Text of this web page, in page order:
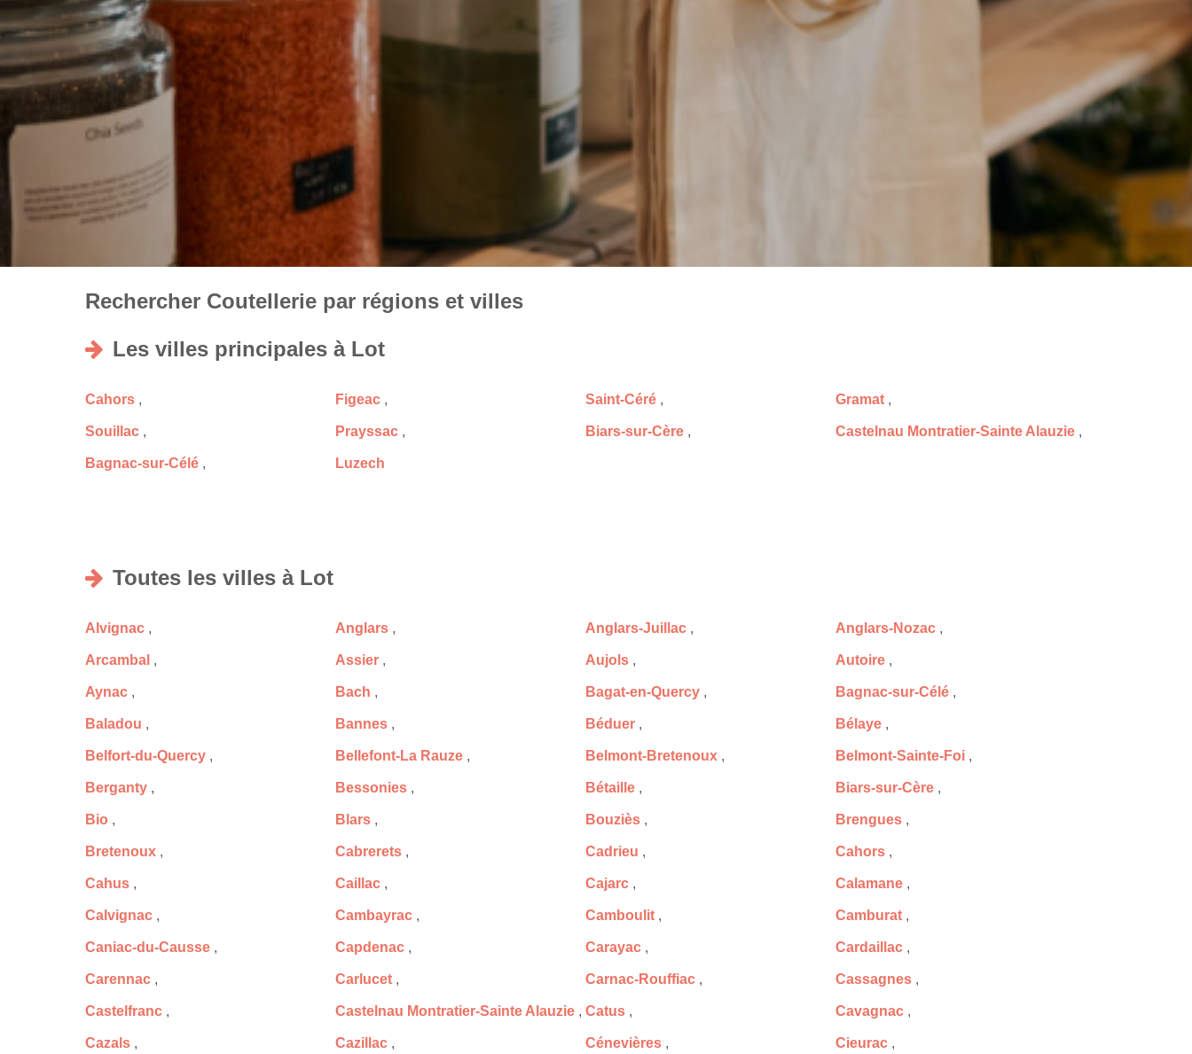
Rechercher Coutellerie par régions et villes
Les villes principales à Lot
Cahors , Figeac , Saint-Céré , Gramat ,
Souillac , Prayssac , Biars-sur-Cère , Castelnau Montratier-Sainte Alauzie ,
Bagnac-sur-Célé , Luzech
Toutes les villes à Lot
Alvignac , Anglars , Anglars-Juillac , Anglars-Nozac ,
Arcambal , Assier , Aujols , Autoire ,
Aynac , Bach , Bagat-en-Quercy , Bagnac-sur-Célé ,
Baladou , Bannes , Béduer , Bélaye ,
Belfort-du-Quercy , Bellefont-La Rauze , Belmont-Bretenoux , Belmont-Sainte-Foi ,
Berganty , Bessonies , Bétaille , Biars-sur-Cère ,
Bio , Blars , Bouziès , Brengues ,
Bretenoux , Cabrerets , Cadrieu , Cahors ,
Cahus , Caillac , Cajarc , Calamane ,
Calvignac , Cambayrac , Camboulit , Camburat ,
Caniac-du-Causse , Capdenac , Carayac , Cardaillac ,
Carennac , Carlucet , Carnac-Rouffiac , Cassagnes ,
Castelfranc , Castelnau Montratier-Sainte Alauzie , Catus , Cavagnac ,
Cazals , Cazillac , Cénevières , Cieurac ,